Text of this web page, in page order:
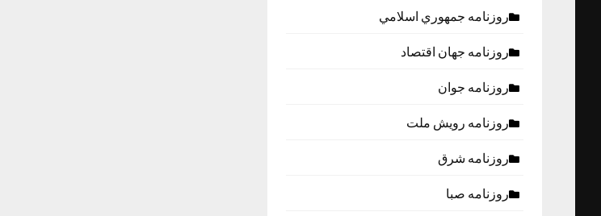
روزنامه جمهوري اسلامي
روزنامه جهان اقتصاد
روزنامه جوان
روزنامه رویش ملت
روزنامه شرق
روزنامه صبا